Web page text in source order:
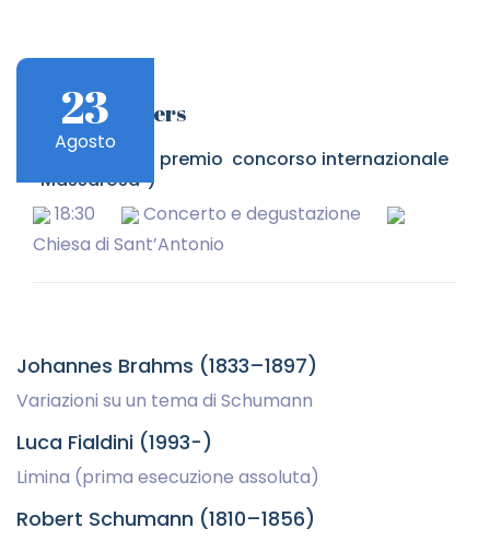
23
Agosto
Anaïs Cassiers
pianoforte (1° premio concorso internazionale
“Massarosa”)
18:30
Concerto e degustazione
Chiesa di Sant’Antonio
Johannes Brahms (1833–1897)
Variazioni su un tema di Schumann
Luca Fialdini (1993-)
Limina (prima esecuzione assoluta)
Robert Schumann (1810–1856)